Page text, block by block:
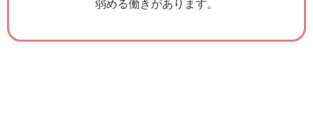
弱める働きがあります。